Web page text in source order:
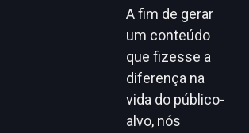
A fim de gerar
um conteúdo
que fizesse a
diferença na
vida do público-
alvo, nós